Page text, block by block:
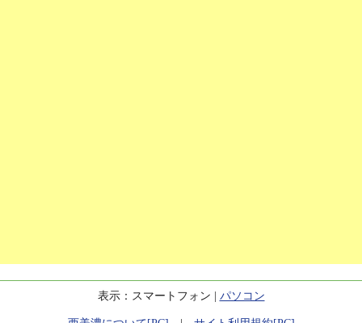
表示：スマートフォン | パソコン